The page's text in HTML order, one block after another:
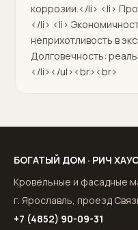
коррозии.</li> <li>
</li> <li>
неприхотливость в
Долговечность:
</li></ul><br><br>
БОГАТЫЙ ДОМ · РИЧ ХАУС
Кровельные и фасадные
г. Ярославль, проезд
+7 (4852) 90-09-31